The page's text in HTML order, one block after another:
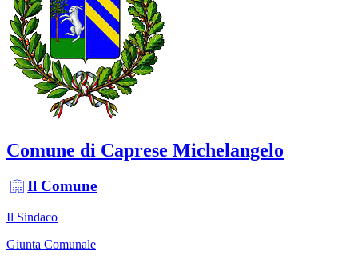
Comune di Caprese Michelangelo
Il Comune
Il Sindaco
Giunta Comunale